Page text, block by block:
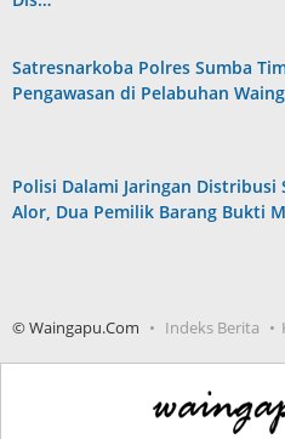
Satresnarkoba Polres Sumba
Pengawasan di Pelabuhan
Polisi Dalami Jaringan Distribusi
Alor, Dua Pemilik Barang Bukti
© Waingapu.Com Indeks Berita